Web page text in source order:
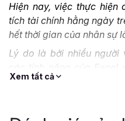
Hiện nay, việc thực hiện
tích tài chính hằng ngày
hết thời gian của nhân sự
Lý do là bởi nhiều người
các tính năng của Excel
khác là họ vẫn rất “gà
Xem tất cả